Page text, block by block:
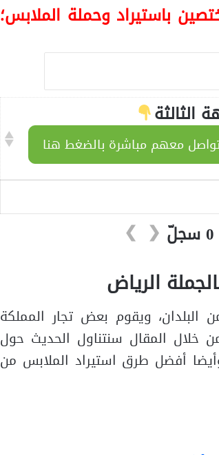
باستيراد وحملة الملابس؛
الثالثة
معهم مباشرة بالضغط هنا
❮
❯
الرياض
البلدان، ويقوم بعض تجار المملكة
خلال المقال سنتناول الحديث حول
أفضل طرق استيراد الملابس من